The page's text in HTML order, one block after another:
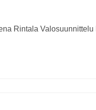
Rintala Valosuunnittelu